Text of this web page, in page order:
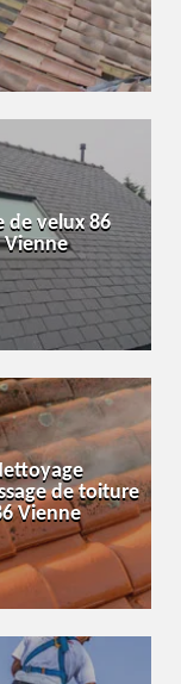
de velux 86
Vienne
de toiture
Vienne